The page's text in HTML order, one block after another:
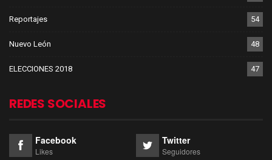
Reportajes 54
Nuevo León 48
ELECCIONES 2018 47
REDES SOCIALES
Facebook
Likes
Twitter
Seguidores